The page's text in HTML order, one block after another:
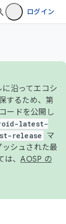
ログイン
沿ってエコシ
するため、第
ードを公開し
latest-
release
マ
シュされた最
は、AOSP の